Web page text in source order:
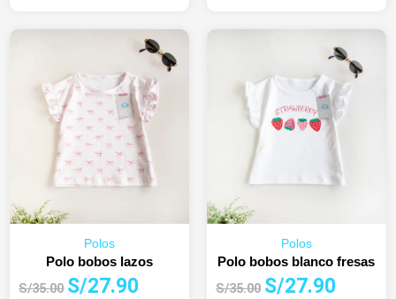
Polos
Polo bobos lazos
S/35.00
El
S/27.90
Polos
Polo bobos blanco fresas
S/35.00
El
S/27.90